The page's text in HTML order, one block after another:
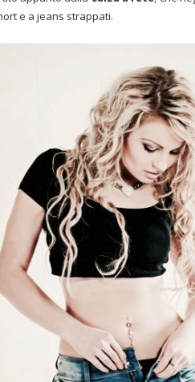
e a jeans strappati.